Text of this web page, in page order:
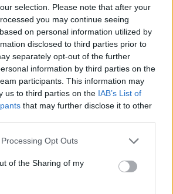
selection. Please note that after your
you may continue seeing
on personal information utilized by
disclosed to third parties prior to
separately opt-out of the further
information by third parties on the
participants. This information may
us to third parties on the IAB’s List of
that may further disclose it to other
website/app uses one or more Google
or usage behaviour. You may click to
to Google and its third-party tags to
specified purposes in below Google
Opt Outs
of the Sharing of my
asoli € 1,10 al mese
l'accesso andando nella
dal menù del sito o
Notizie
Notizie Gallura